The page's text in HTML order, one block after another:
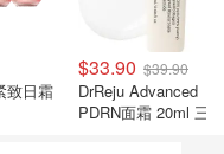
致日霜
$33.90 $39.90
DrReju Advanced
PDRN面霜 20ml 三